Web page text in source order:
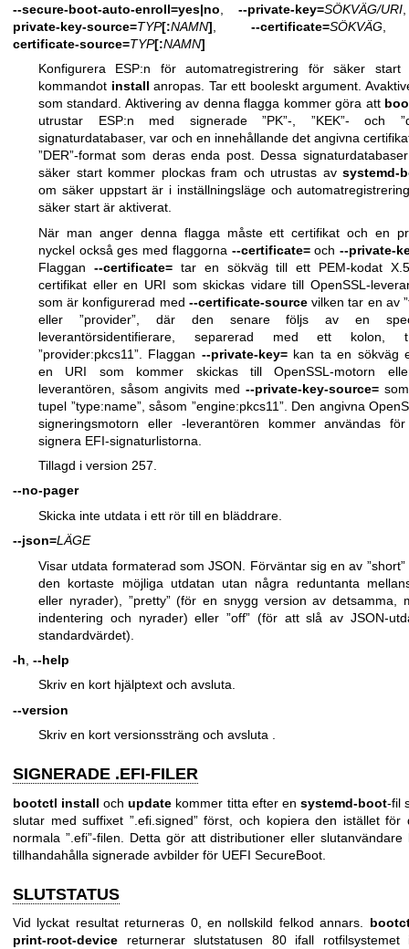
--secure-boot-auto-enroll=yes|no
--private-key=SÖKVÄG/URI
private-key-source=TYP[:NAMN] --certificate=SÖKVÄG
certificate-source=TYP[:NAMN]
Konfigurera ESP:n för automatregistrering för säker start
kommandot install anropas. Tar ett booleskt argument.
som standard. Aktivering av denna flagga kommer göra att
utrustar ESP:n med signerade ”PK”-, ”KEK”- och
signaturdatabaser, var och en innehållande det angivna
”DER”-format som deras enda post. Dessa
säker start kommer plockas fram och utrustas av systemd-
om säker uppstart är i inställningsläge och
säker start är aktiverat.
När man anger denna flagga måste ett certifikat och en
nyckel också ges med flaggorna --certificate=och--private-
Flaggan --certificate=tar en sökväg till ett PEM-kodat
certifikat eller en URI som skickas vidare till OpenSSL-
som är konfigurerad med --certificate-sourcevilken tar en av
eller ”provider”, där den senare följs av en
leverantörsidentifierare, separerad med ett kolon,
”provider:pkcs11”. Flaggan --private-key=kan ta en sökväg
en URI som kommer skickas till OpenSSL-motorn
leverantören, såsom angivits med --private-key-source=
tupel ”type:name”, såsom ”engine:pkcs11”. Den angivna
signeringsmotorn eller -leverantören kommer användas
signera EFI-signaturlistorna.
Tillagd i version 257.
--no-pager
Skicka inte utdata i ett rör till en bläddrare.
--json=LÄGE
Visar utdata formaterad som JSON. Förväntar sig en av ”short”
den kortaste möjliga utdatan utan några reduntanta
eller nyrader), ”pretty” (för en snygg version av detsamma,
indentering och nyrader) eller ”off” (för att slå av JSON-
standardvärdet).
-h --help
Skriv en kort hjälptext och avsluta.
--version
Skriv en kort versionssträng och avsluta .
SIGNERADE .EFI-FILER
bootctl install ochupdate kommer titta efter en systemd-boot-fil
slutar med suffixet ”.efi.signed” först, och kopiera den istället för
normala ”.efi”-filen. Detta gör att distributioner eller slutanvändare
tillhandahålla signerade avbilder för UEFI SecureBoot.
SLUTSTATUS
Vid lyckat resultat returneras 0, en nollskild felkod annars.
print-root-device returnerar slutstatusen 80 ifall rotfilsystemet